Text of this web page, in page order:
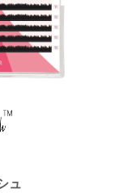
ュ